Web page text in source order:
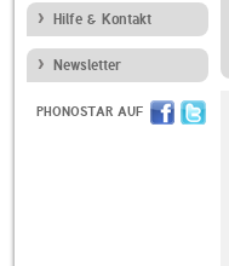
Hilfe & Kontakt
Newsletter
PHONOSTAR AUF